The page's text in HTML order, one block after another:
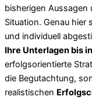
bisherigen Aussagen
Situation. Genau hier
und individuell
Ihre Unterlagen bis
erfolgsorientierte
die Begutachtung,
realistischen